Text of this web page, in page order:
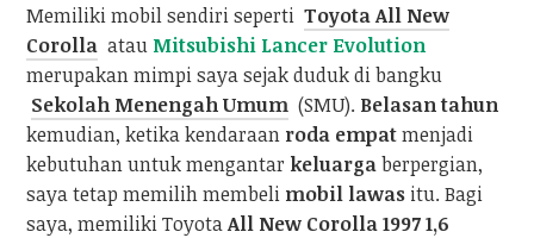
Memiliki mobil sendiri seperti Toyota All New
Corolla atau Mitsubishi Lancer Evolution
merupakan mimpi saya sejak duduk di bangku
Sekolah Menengah Umum (SMU). Belasan tahun
kemudian, ketika kendaraan roda empatmenjadi
kebutuhan untuk mengantar keluargaberpergian,
saya tetap memilih membeli mobil lawas itu. Bagi
saya, memiliki ToyotaAll New Corolla 1997 1,6